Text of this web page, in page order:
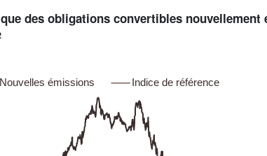
des obligations convertibles nouvellement